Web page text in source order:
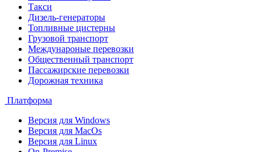
Такси
Дизель-генераторы
Топливные цистерны
Грузовой транспорт
Междунароные перевозки
Общественный транспорт
Пассажирские перевозки
Дорожная техника
Платформа
Версия для Windows
Версия для MacOs
Версия для Linux